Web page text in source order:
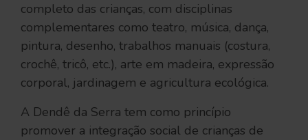
completo das crianças, com disciplinas
complementares como teatro, música, dança,
pintura, desenho, trabalhos manuais (costura,
crochê, tricô, etc.), arte em madeira, expressão
corporal, jardinagem e agricultura ecológica.
A Dendê da Serra tem como princípio
promover a integração social de crianças de